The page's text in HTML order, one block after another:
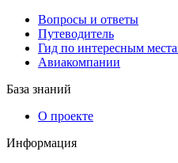
Вопросы и ответы
Путеводитель
Гид по интересным
Авиакомпании
База знаний
О проекте
Информация